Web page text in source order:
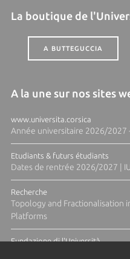
La boutique de
A BUTTEGUCCIA
A la une sur nos sites
www.universita.corsica
Année universitaire 2026/2027
Etudiants & futurs étudiants
Dates de rentrée 2026/2027 |
Recherche
Topology and Fractionalisation
Platforms
Fundazione di l'Università